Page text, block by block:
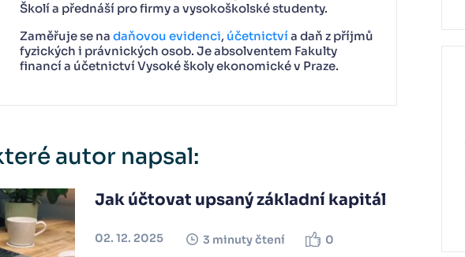
Školí a přednáší pro firmy a vysokoškolské studenty.
Zaměřuje se na daňovou evidenci, účetnictví a daň z příjmů
fyzických i právnických osob. Je absolventem Fakulty
financí a účetnictví Vysoké školy ekonomické v Praze.
autor napsal:
Jak účtovat upsaný základní kapitál
02. 12. 2025 3 minuty čtení 0